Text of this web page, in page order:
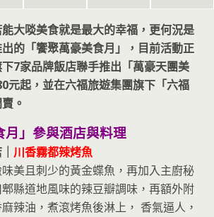
大啖美食就是最大的幸福，更何況是
的「饗聚萬豪美食月」，目前活動正
7家品牌飯店聯手推出「萬豪天團美
元起，並在六福旅遊集團旗下「六福
。
月」參與酒店與料理
川香霧都辣烤魚
美且刺少的黃金蝶魚，再加入主廚秘
縣道地風味的辣豆瓣調味，再額外附
辣油，煮滾烤魚後淋上， 香氣逼人，